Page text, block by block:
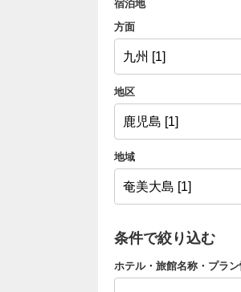
宿泊地
方面
地区
地域
条件で絞り込む
ホテル・旅館名称・プラン